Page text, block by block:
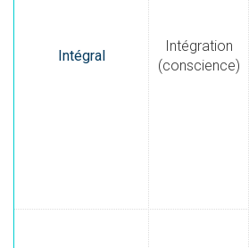
Intégral
Intégration
(conscience)